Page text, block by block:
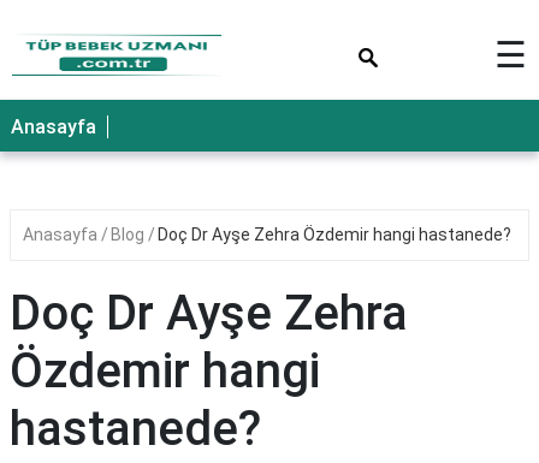
☰
Anasayfa
Anasayfa Blog Doç Dr Ayşe Zehra Özdemir hangi hastanede?
Doç Dr Ayşe Zehra
Özdemir hangi
hastanede?